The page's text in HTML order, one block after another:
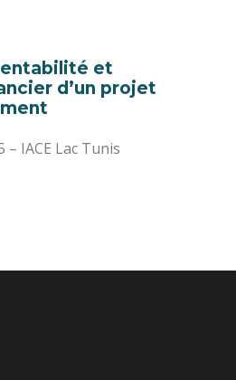
et
d’un projet
– IACE Lac Tunis